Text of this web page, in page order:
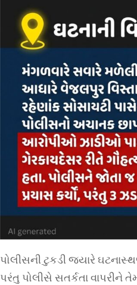
પોલીસની ટુકડી જ્યારે
પરંતુ પોલીસે સતર્કતા વાપરીને